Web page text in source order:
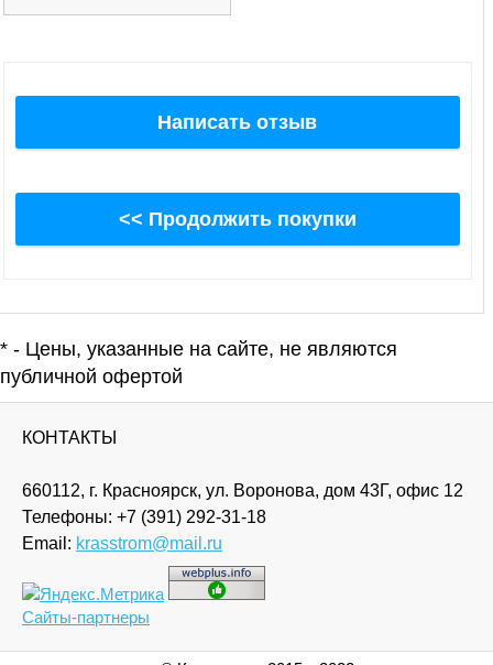
Написать отзыв
<< Продолжить покупки
* - Цены, указанные на сайте, не являются
публичной офертой
КОНТАКТЫ
660112, г. Красноярск, ул. Воронова, дом 43Г, офис 12
Телефоны: +7 (391) 292-31-18
Email: krasstrom@mail.ru
Сайты-партнеры